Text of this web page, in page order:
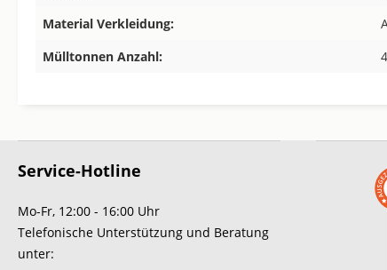
Material Verkleidung:
Mülltonnen Anzahl:
4
Service-Hotline
Mo-Fr, 12:00 - 16:00 Uhr
Telefonische Unterstützung und Beratung
unter: